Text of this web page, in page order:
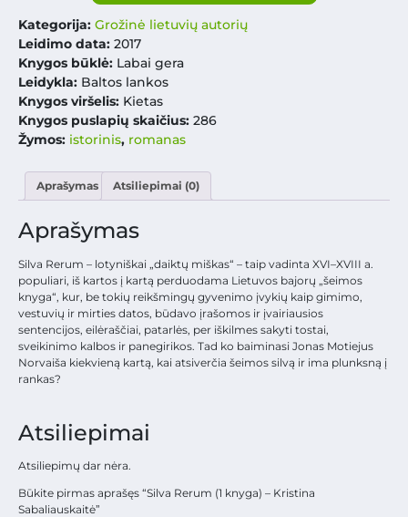
Kategorija: Grožinė lietuvių autorių
Leidimo data: 2017
Knygos būklė: Labai gera
Leidykla: Baltos lankos
Knygos viršelis: Kietas
Knygos puslapių skaičius: 286
Žymos: istorinis, romanas
Aprašymas Atsiliepimai (0)
Aprašymas
Silva Rerum – lotyniškai „daiktų miškas“ – taip vadinta XVI–XVIII a.
populiari, iš kartos į kartą perduodama Lietuvos bajorų „šeimos
knyga“, kur, be tokių reikšmingų gyvenimo įvykių kaip gimimo,
vestuvių ir mirties datos, būdavo įrašomos ir įvairiausios
sentencijos, eilėraščiai, patarlės, per iškilmes sakyti tostai,
sveikinimo kalbos ir panegirikos. Tad ko baiminasi Jonas Motiejus
Norvaiša kiekvieną kartą, kai atsiverčia šeimos silvą ir ima plunksną į
rankas?
Atsiliepimai
Atsiliepimų dar nėra.
Būkite pirmas aprašęs “Silva Rerum (1 knyga) – Kristina
Sabaliauskaitė”